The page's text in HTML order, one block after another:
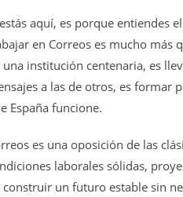
aquí, es porque entiendes
en Correos es mucho más
una institución centenaria, es
a las de otros, es formar
España funcione.
es una oposición de las
laborales sólidas,
construir un futuro estable sin